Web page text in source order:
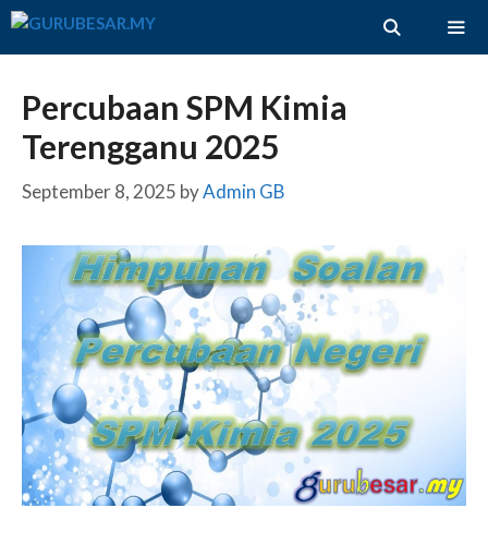
Skip
Percubaan SPM Kimia
Terengganu 2025
September 8, 2025 byAdmin GB